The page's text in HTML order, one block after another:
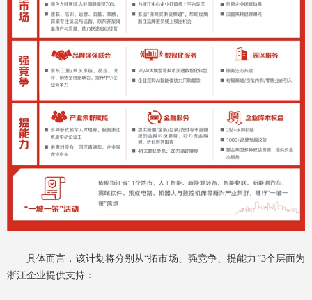
具体而言，该计划将分别从“拓市场、强竞争、提能力”3个层面为
浙江企业提供支持：